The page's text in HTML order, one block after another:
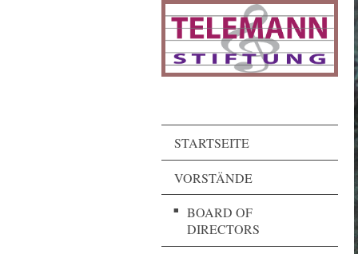
STARTSEITE
VORSTÄNDE
BOARD OF
DIRECTORS